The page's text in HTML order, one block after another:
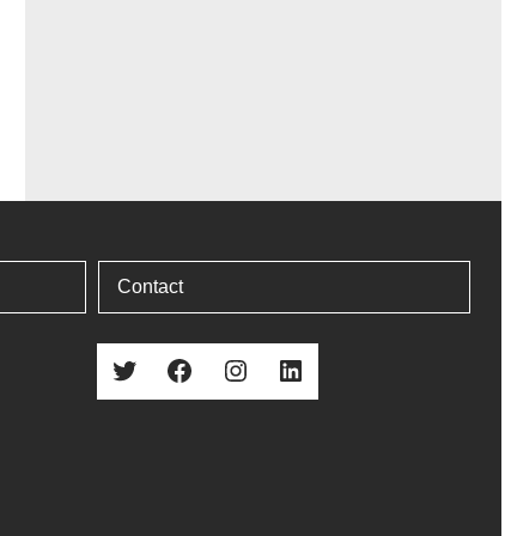
Contact
Twitter Facebook Instagram LinkedIn